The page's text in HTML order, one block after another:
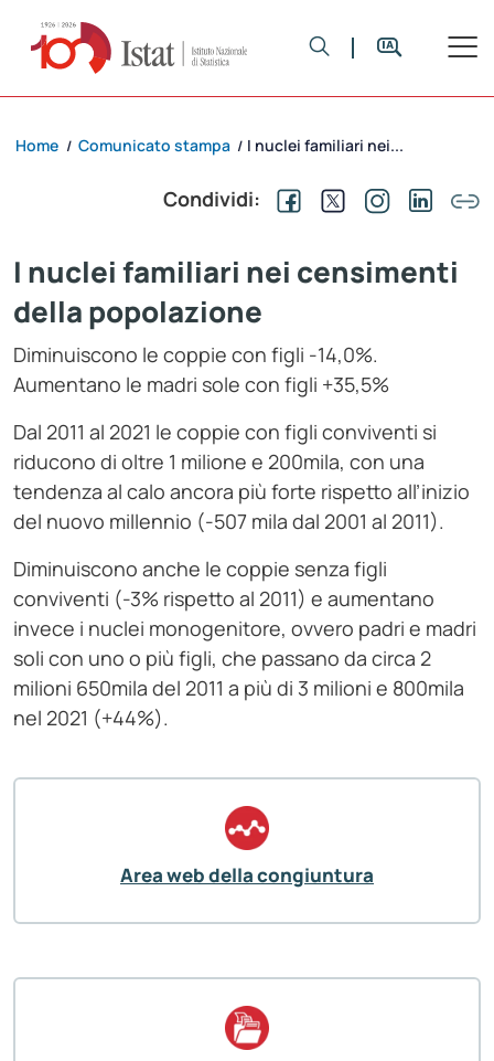
Home / Comunicato stampa / I nuclei familiari nei...
Condividi:
I nuclei familiari nei censimenti
della popolazione
Diminuiscono le coppie con figli -14,0%.
Aumentano le madri sole con figli +35,5%
Dal 2011 al 2021 le coppie con figli conviventi si
riducono di oltre 1 milione e 200mila, con una
tendenza al calo ancora più forte rispetto all’inizio
del nuovo millennio (-507 mila dal 2001 al 2011).
Diminuiscono anche le coppie senza figli
conviventi (-3% rispetto al 2011) e aumentano
invece i nuclei monogenitore, ovvero padri e madri
soli con uno o più figli, che passano da circa 2
milioni 650mila del 2011 a più di 3 milioni e 800mila
nel 2021 (+44%).
Area web della congiuntura